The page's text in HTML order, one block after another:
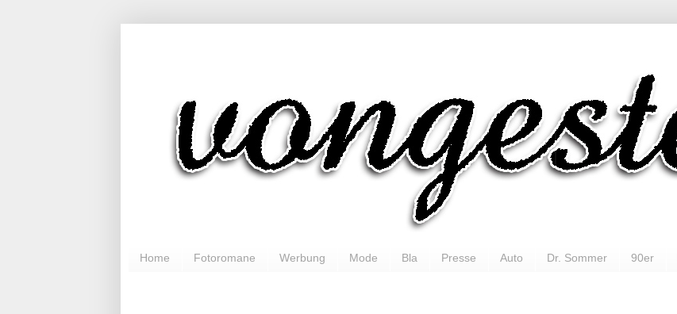
Home Fotoromane Werbung Mode Bla Presse Auto Dr. Sommer 90er